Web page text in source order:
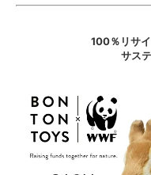
100％リサ
サス